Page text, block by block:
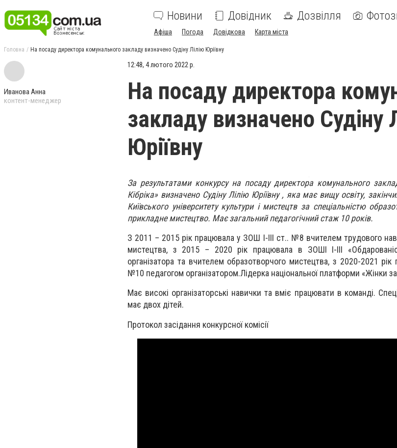
Новини Довідник Дозвілля
Афіша Погода Довідкова Карта міста
Головна На посаду директора комунального закладу визначено Судіну Лілію Юріївну
Иванова Анна
контент-менеджер
12:48, 4 лютого 2022 р.
На посаду директора
закладу визначено Судіну
Юріївну
За результатами конкурсу на посаду директора комунального
Кібріка» визначено Судіну Лілію Юріївну , яка має вищу освіту,
Київського університету культури і мистецтв за спеціальністю
прикладне мистецтво. Має загальний педагогічний стаж 10 років.
З 2011 – 2015 рік працювала у ЗОШ І-ІІІ ст.. №8 вчителем трудового
мистецтва, з 2015 – 2020 рік працювала в ЗОШІ І-ІІІ
організатора та вчителем образотворчого мистецтва, з 2020-2021 рік
№10 педагогом організатором.Лідерка національної платформи «Жінки
Має високі організаторські навички та вміє працювати в команді.
має двох дітей.
Протокол засідання конкурсної комісії